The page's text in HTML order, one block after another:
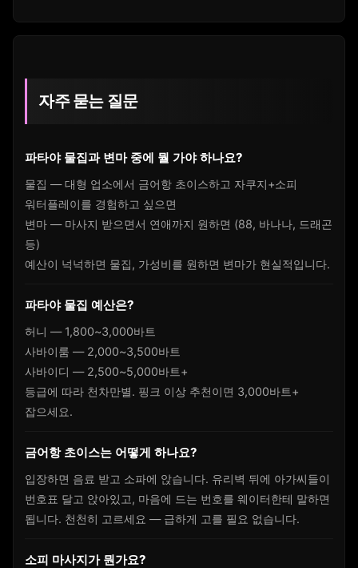
자주 묻는 질문
파타야 물집과 변마 중에 뭘 가야 하나요?
물집 — 대형 업소에서 금어항 초이스하고 자쿠지+소피
워터플레이를 경험하고 싶으면
변마 — 마사지 받으면서 연애까지 원하면 (88, 바나나, 드래곤
등)
예산이 넉넉하면 물집, 가성비를 원하면 변마가 현실적입니다.
파타야 물집 예산은?
허니 — 1,800~3,000바트
사바이룸 — 2,000~3,500바트
사바이디 — 2,500~5,000바트+
등급에 따라 천차만별. 핑크 이상 추천이면 3,000바트+
잡으세요.
금어항 초이스는 어떻게 하나요?
입장하면 음료 받고 소파에 앉습니다. 유리벽 뒤에 아가씨들이
번호표 달고 앉아있고, 마음에 드는 번호를 웨이터한테 말하면
됩니다. 천천히 고르세요 — 급하게 고를 필요 없습니다.
소피 마사지가 뭔가요?